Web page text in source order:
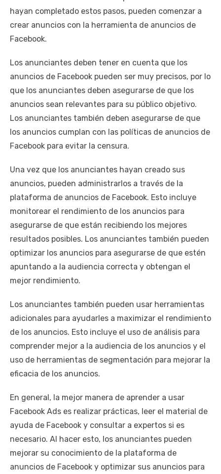
hayan completado estos pasos, pueden comenzar a
crear anuncios con la herramienta de anuncios de
Facebook.
Los anunciantes deben tener en cuenta que los
anuncios de Facebook pueden ser muy precisos, por lo
que los anunciantes deben asegurarse de que los
anuncios sean relevantes para su público objetivo.
Los anunciantes también deben asegurarse de que
los anuncios cumplan con las políticas de anuncios de
Facebook para evitar la censura.
Una vez que los anunciantes hayan creado sus
anuncios, pueden administrarlos a través de la
plataforma de anuncios de Facebook. Esto incluye
monitorear el rendimiento de los anuncios para
asegurarse de que están recibiendo los mejores
resultados posibles. Los anunciantes también pueden
optimizar los anuncios para asegurarse de que estén
apuntando a la audiencia correcta y obtengan el
mejor rendimiento.
Los anunciantes también pueden usar herramientas
adicionales para ayudarles a maximizar el rendimiento
de los anuncios. Esto incluye el uso de análisis para
comprender mejor a la audiencia de los anuncios y el
uso de herramientas de segmentación para mejorar la
eficacia de los anuncios.
En general, la mejor manera de aprender a usar
Facebook Ads es realizar prácticas, leer el material de
ayuda de Facebook y consultar a expertos si es
necesario. Al hacer esto, los anunciantes pueden
mejorar su conocimiento de la plataforma de
anuncios de Facebook y optimizar sus anuncios para